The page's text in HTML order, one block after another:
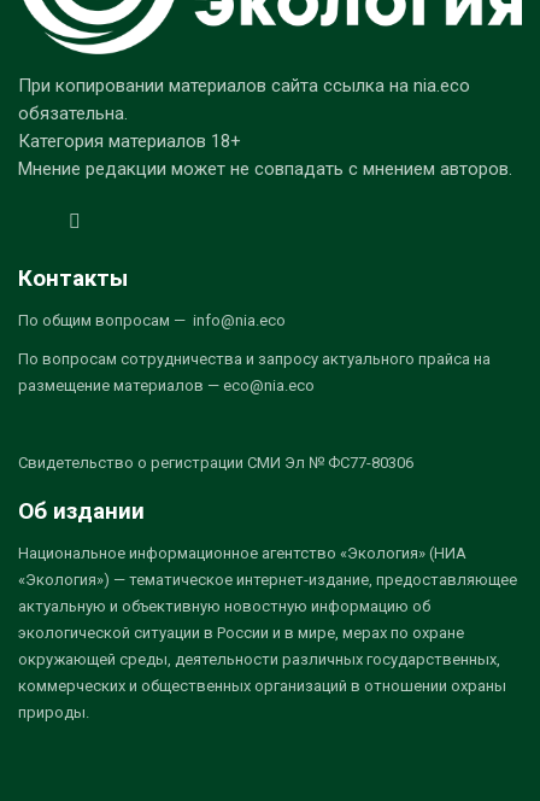
При копировании материалов сайта ссылка на nia.eco
обязательна.
Категория материалов 18+
Мнение редакции может не совпадать с мнением авторов.
Контакты
По общим вопросам — info@nia.eco
По вопросам сотрудничества и запросу актуального прайса на
размещение материалов — eco@nia.eco
Свидетельство о регистрации СМИ Эл № ФС77-80306
Об издании
Национальное информационное агентство «Экология» (НИА
«Экология») — тематическое интернет-издание, предоставляющее
актуальную и объективную новостную информацию об
экологической ситуации в России и в мире, мерах по охране
окружающей среды, деятельности различных государственных,
коммерческих и общественных организаций в отношении охраны
природы.